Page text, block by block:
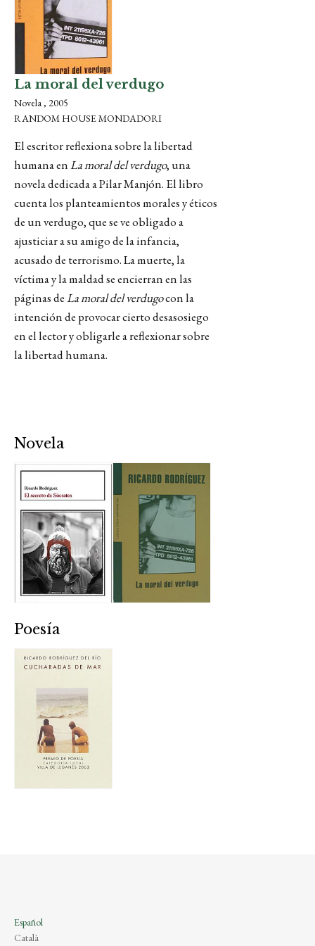
La moral del verdugo
Novela , 2005
RANDOM HOUSE MONDADORI
El escritor reflexiona sobre la libertad
humana enLa moral del verdugo, una
novela dedicada a Pilar Manjón. El libro
cuenta los planteamientos morales y éticos
de un verdugo, que se ve obligado a
ajusticiar a su amigo de la infancia,
acusado de terrorismo. La muerte, la
víctima y la maldad se encierran en las
páginas deLa moral del verdugocon la
intención de provocar cierto desasosiego
en el lector y obligarle a reflexionar sobre
la libertad humana.
Novela
Poesía
Español
Català